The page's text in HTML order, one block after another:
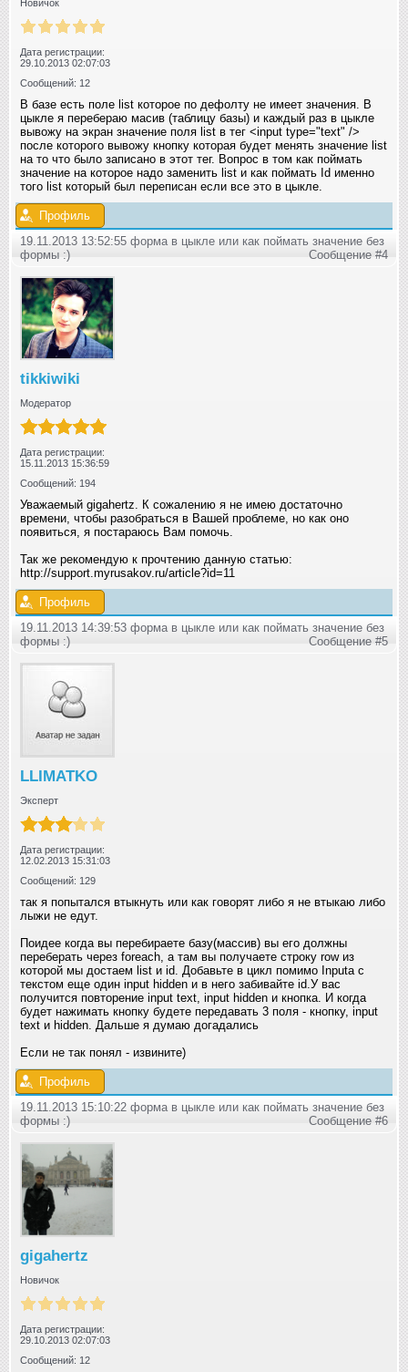
Новичок
Дата регистрации:
29.10.2013 02:07:03
Сообщений: 12
В базе есть поле list которое по дефолту не имеет значения. В
цыкле я перебераю масив (таблицу базы) и каждый раз в цыкле
вывожу на экран значение поля list в тег <input type="text" />
после которого вывожу кнопку которая будет менять значение list
на то что было записано в этот тег. Вопрос в том как поймать
значение на которое надо заменить list и как поймать Id именно
того list который был переписан если все это в цыкле.
Профиль
19.11.2013 13:52:55 форма в цыкле или как поймать значение без
формы :)
Сообщение #4
tikkiwiki
Модератор
Дата регистрации:
15.11.2013 15:36:59
Сообщений: 194
Уважаемый gigahertz. К сожалению я не имею достаточно
времени, чтобы разобраться в Вашей проблеме, но как оно
появиться, я постараюсь Вам помочь.
Так же рекомендую к прочтению данную статью:
http://support.myrusakov.ru/article?id=11
Профиль
19.11.2013 14:39:53 форма в цыкле или как поймать значение без
формы :)
Сообщение #5
LLIMATKO
Эксперт
Дата регистрации:
12.02.2013 15:31:03
Сообщений: 129
так я попытался втыкнуть или как говорят либо я не втыкаю либо
лыжи не едут.
Поидее когда вы перебираете базу(массив) вы его должны
переберать через foreach, а там вы получаете строку row из
которой мы достаем list и id. Добавьте в цикл помимо Inputa с
текстом еще один input hidden и в него забивайте id.У вас
получится повторение input text, input hidden и кнопка. И когда
будет нажимать кнопку будете передавать 3 поля - кнопку, input
text и hidden. Дальше я думаю догадались
Если не так понял - извините)
Профиль
19.11.2013 15:10:22 форма в цыкле или как поймать значение без
формы :)
Сообщение #6
gigahertz
Новичок
Дата регистрации:
29.10.2013 02:07:03
Сообщений: 12